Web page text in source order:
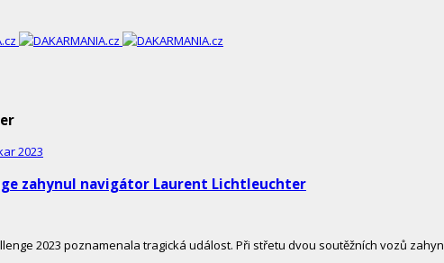
zahynul navigátor Laurent Lichtleuchter
2023 poznamenala tragická událost. Při střetu dvou soutěžních vozů